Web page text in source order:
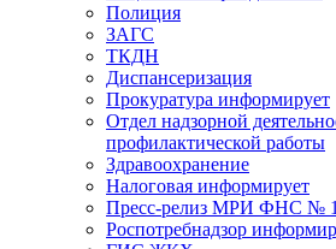
Полиция
ЗАГС
ТКДН
Диспансеризация
Прокуратура информирует
Отдел надзорной
профилактической работы
Здравоохранение
Налоговая информирует
Пресс-релиз МРИ ФНС №
Роспотребнадзор